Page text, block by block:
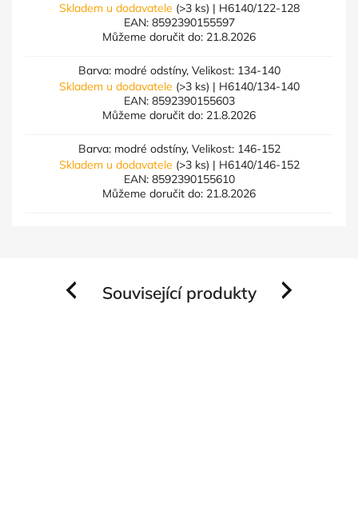
Skladem u dodavatele (>3 ks) | H6140/122-128
EAN: 8592390155597
Můžeme doručit do: 21.8.2026
Barva: modré odstíny, Velikost: 134-140
Skladem u dodavatele (>3 ks) | H6140/134-140
EAN: 8592390155603
Můžeme doručit do: 21.8.2026
Barva: modré odstíny, Velikost: 146-152
Skladem u dodavatele (>3 ks) | H6140/146-152
EAN: 8592390155610
Můžeme doručit do: 21.8.2026
Související produkty
Previous Next